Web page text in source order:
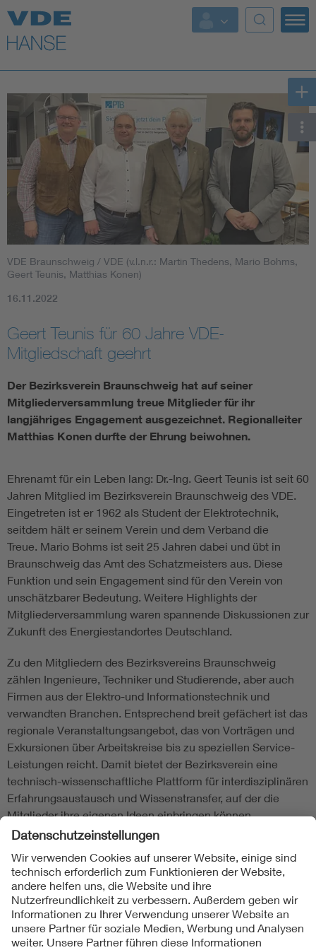
Top Themen
Weitere Themen
VDE Braunschweig / VDE (v.l.n.r.: Martin Thedens, Mario Bohms,
Geert Teunis, Matthias Konen)
16.11.2022
Geert Teunis für 60 Jahre VDE-
Mitgliedschaft geehrt
Der Bezirksverein Braunschweig hat auf seiner
Mitgliederversammlung treue Mitglieder für ihr
langjähriges Engagement ausgezeichnet. Regionalleiter
Matthias Konen durfte der Ehrung beiwohnen.
Ehrenamt für ein Leben lang: Dr.-Ing. Geert Teunis ist seit 60
Jahren Mitglied im Bezirksverein Braunschweig des VDE.
Eingetreten ist er 1962 als Student der Elektrotechnik,
seitdem hält er seinem Verein und dem Verband die
Treue. Mario Bohms ist seit 25 Jahren dabei und übt in
Braunschweig das Amt des Schatzmeisters aus. Diese
Funktion und sein Engagement sind für den Verein von
unschätzbarer Bedeutung. Weitere Highlights der
Mitgliederversammlung waren spannende Diskussionen zur
Zukunft des Energiestandortes Deutschland.
Zu den Mitgliedern des Bezirksvereins Braunschweig
zählen Ingenieure, Techniker und Studierende, aber auch
Firmen aus der Elektro-und Informationstechnik und
verwandten Branchen. Entsprechend breit gefächert ist das
regionale Veranstaltungsangebot, das von Vorträgen und
Exkursionen über Arbeitskreise bis zu speziellen Service-
Leistungen reicht. Damit bietet der Bezirksverein eine
technisch-wissenschaftliche Plattform für interdisziplinären
Erfahrungsaustausch und Wissenstransfer, auf der die
Mitglieder ihre eigenen Ideen einbringen können.
Folgen Sie uns